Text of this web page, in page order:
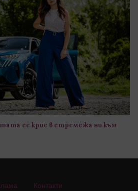
се крие в стремежа ни към
Контакти